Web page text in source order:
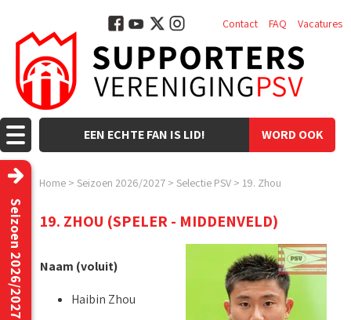
WORD OOK
EEN ECHTE FAN IS LID!
Contact FAQ Vacatures
Home > Seizoen 2026/2027 > Selectie PSV > 19. Zhou
Seizoen 2026/2027 19. ZHOU (SPELER - MIDDENVELD)
Naam (voluit)
Haibin Zhou